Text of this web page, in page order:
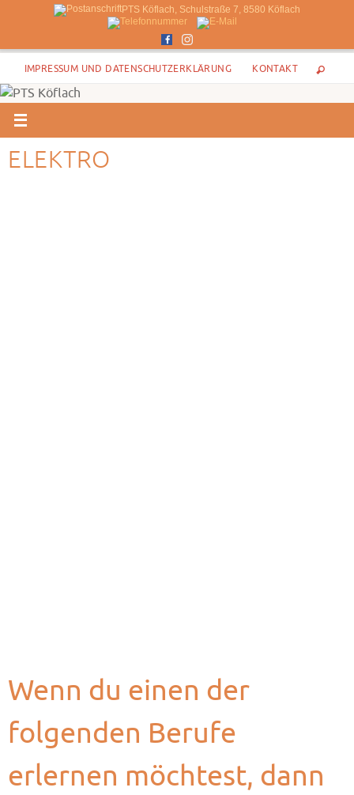
PTS Köflach, Schulstraße 7, 8580 Köflach
Zum
Inhalt
springen
IMPRESSUM UND DATENSCHUTZERKLÄRUNG KONTAKT
ELEKTRO
Wenn du einen der
folgenden Berufe
erlernen möchtest, dann